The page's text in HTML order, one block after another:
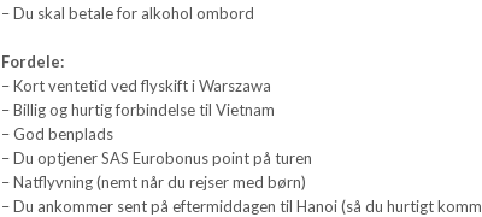
– Du skal betale for alkohol ombord
Fordele:
– Kort ventetid ved flyskift i Warszawa
– Billig og hurtig forbindelse til Vietnam
– God benplads
– Du optjener SAS Eurobonus point på turen
– Natflyvning (nemt når du rejser med børn)
– Du ankommer sent på eftermiddagen til Hanoi (så du hurtigt